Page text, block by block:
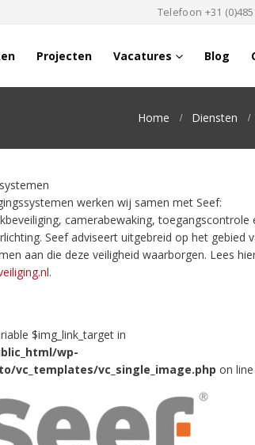
Telefoon +31
Projecten Vacatures Blog
Home Diensten
werken wij samen met Seef:
camerabewaking, toegangscontrole
Seef adviseert uitgebreid op het gebied
aan die deze veiligheid waarborgen. Lees
.
$img_link_target in
wp-
vc_templates/vc_single_image.php on line